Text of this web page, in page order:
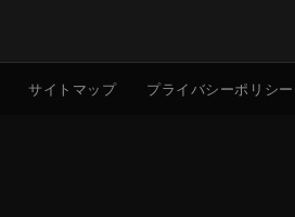
サイトマップ プライバシーポリシー